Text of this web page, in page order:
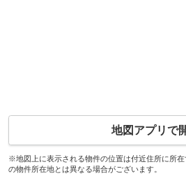
地図アプリで
※地図上に表示される物件の位置は付近住所に所
の物件所在地とは異なる場合がございます。